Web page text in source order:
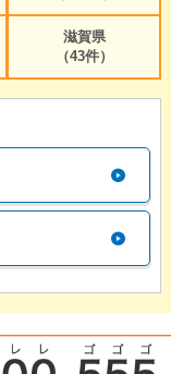
滋賀県
（43件）